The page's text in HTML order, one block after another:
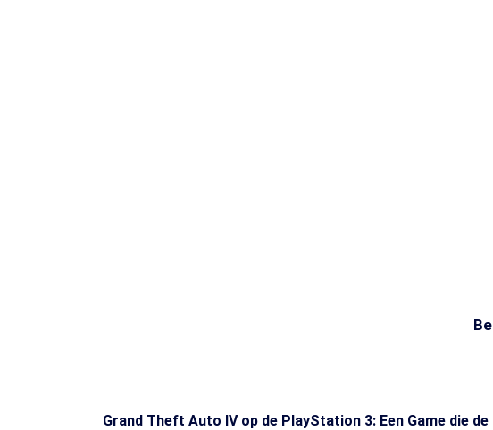
Grand Theft Auto IV op de PlayStation 3: Een Game die